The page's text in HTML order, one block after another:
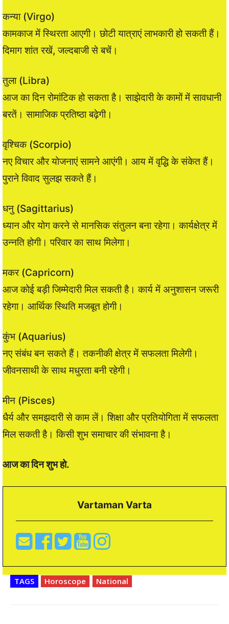
कन्या (Virgo)
कामकाज में स्थिरता आएगी। छोटी यात्राएं लाभकारी हो सकती हैं।
दिमाग शांत रखें, जल्दबाजी से बचें।
तुला (Libra)
आज का दिन रोमांटिक हो सकता है। साझेदारी के कामों में सावधानी
बरतें। सामाजिक प्रतिष्ठा बढ़ेगी।
वृश्चिक (Scorpio)
नए विचार और योजनाएं सामने आएंगी। आय में वृद्धि के संकेत हैं।
पुराने विवाद सुलझ सकते हैं।
धनु (Sagittarius)
ध्यान और योग करने से मानसिक संतुलन बना रहेगा। कार्यक्षेत्र में
उन्नति होगी। परिवार का साथ मिलेगा।
मकर (Capricorn)
आज कोई बड़ी जिम्मेदारी मिल सकती है। कार्य में अनुशासन जरूरी
रहेगा। आर्थिक स्थिति मजबूत होगी।
कुंभ (Aquarius)
नए संबंध बन सकते हैं। तकनीकी क्षेत्र में सफलता मिलेगी।
जीवनसाथी के साथ मधुरता बनी रहेगी।
मीन (Pisces)
धैर्य और समझदारी से काम लें। शिक्षा और प्रतियोगिता में सफलता
मिल सकती है। किसी शुभ समाचार की संभावना है।
आज का दिन शुभ हो.
Vartaman Varta
TAGS Horoscope National